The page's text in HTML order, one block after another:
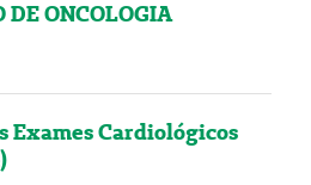
DE ONCOLOGIA
Exames Cardiológicos